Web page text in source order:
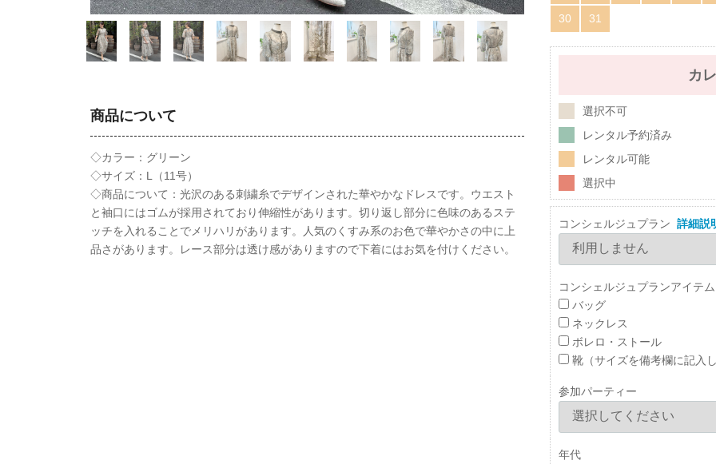
商品について
◇カラー：グリーン
◇サイズ：L（11号）
◇商品について：光沢のある刺繍糸でデザインされた華やかなドレスです。ウエスト
と袖口にはゴムが採用されており伸縮性があります。切り返し部分に色味のあるステ
ッチを入れることでメリハリがあります。人気のくすみ系のお色で華やかさの中に上
品さがあります。レース部分は透け感がありますので下着にはお気を付けください。
30 31
カ
選択不可
レンタル予約済み
レンタル可能
選択中
コンシェルジュプラン 詳細説
コンシェルジュプランアイテム
バッグ
ネックレス
ボレロ・ストール
靴（サイズを備考欄に記入
参加パーティー
年代